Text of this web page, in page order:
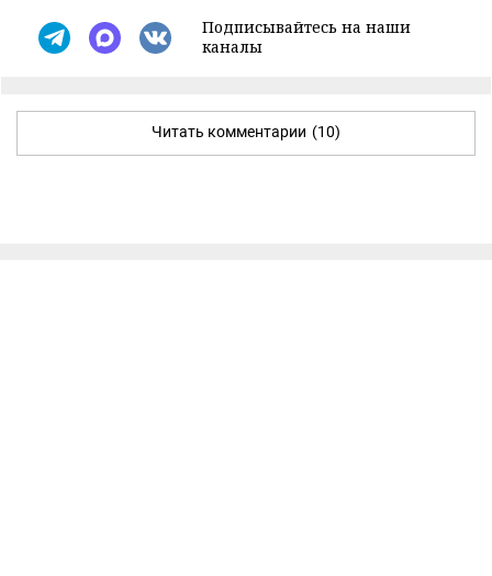
Подписывайтесь на наши
каналы
Читать комментарии (10)